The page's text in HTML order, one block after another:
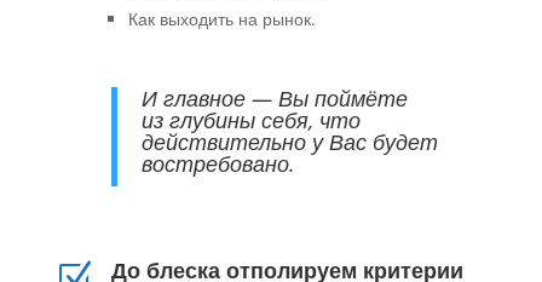
Как выходить на рынок.
И главное — Вы поймёте
из глубины себя, что
действительно у Вас будет
востребовано.
До блеска отполируем критерии